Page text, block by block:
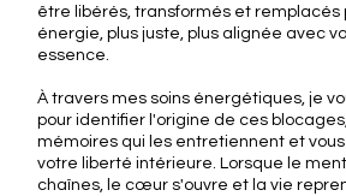
être libérés, transformés et remplacés
énergie, plus juste, plus alignée avec
essence.
À travers mes soins énergétiques, je
pour identifier l'origine de ces
mémoires qui les entretiennent et
votre liberté intérieure. Lorsque le
chaînes, le cœur s'ouvre et la vie